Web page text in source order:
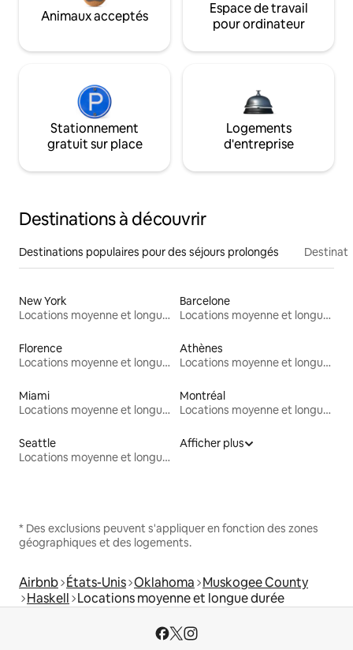
Animaux acceptés
Espace de travail
pour ordinateur
Stationnement
gratuit sur place
Logements
d'entreprise
Destinations à découvrir
Destinations populaires pour des séjours prolongés
New York
Locations moyenne et longue durée
Barcelone
Locations moyenne et longue durée
Florence
Locations moyenne et longue durée
Athènes
Locations moyenne et longue durée
Miami
Locations moyenne et longue durée
Montréal
Locations moyenne et longue durée
Seattle
Locations moyenne et longue durée
Afficher plus
* Des exclusions peuvent s'appliquer en fonction des zones
géographiques et des logements.
Airbnb États-Unis Oklahoma Muskogee County
Haskell Locations moyenne et longue durée